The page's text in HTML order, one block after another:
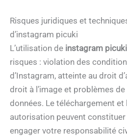
Risques juridiques et
d’instagram picuki
L’utilisation de instagram picuki
risques : violation des
d’Instagram, atteinte au droit
droit à l’image et problèmes
données. Le téléchargement
autorisation peuvent
engager votre responsabilité